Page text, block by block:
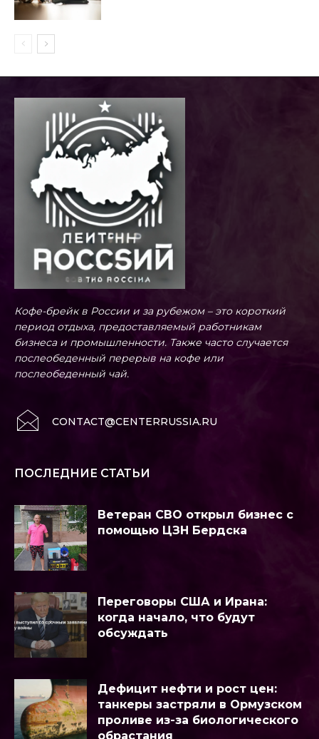
Кофе-брейк в России и за рубежом – это короткий
период отдыха, предоставляемый работникам
бизнеса и промышленности. Также часто случается
послеобеденный перерыв на кофе или
послеобеденный чай.
CONTACT@CENTERRUSSIA.RU
ПОСЛЕДНИЕ СТАТЬИ
Ветеран СВО открыл бизнес с
помощью ЦЗН Бердска
Переговоры США и Ирана:
когда начало, что будут
обсуждать
Дефицит нефти и рост цен:
танкеры застряли в Ормузском
проливе из-за биологического
обрастания